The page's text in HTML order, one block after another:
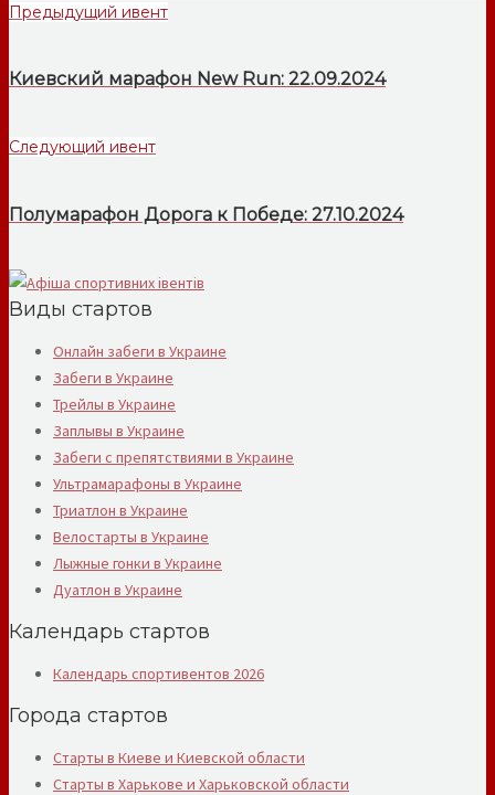
Предыдущий ивент
Киевский марафон New Run: 22.09.2024
Следующий ивент
Полумарафон Дорога к Победе: 27.10.2024
Виды стартов
Онлайн забеги в Украине
Забеги в Украине
Трейлы в Украине
Заплывы в Украине
Забеги с препятствиями в Украине
Ультрамарафоны в Украине
Триатлон в Украине
Велостарты в Украине
Лыжные гонки в Украине
Дуатлон в Украине
Календарь стартов
Календарь спортивентов 2026
Города стартов
Старты в Киеве и Киевской области
Старты в Харькове и Харьковской области